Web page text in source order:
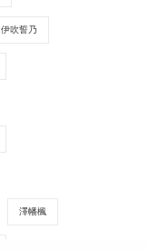
伊吹誓乃
澤幡楓